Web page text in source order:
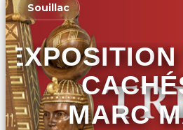
Souillac
MARC